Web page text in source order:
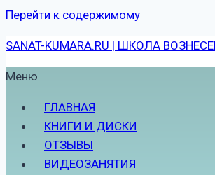
Перейти к содержимому
SANAT-KUMARA.RU | ШКОЛА
Меню
ГЛАВНАЯ
КНИГИ И ДИСКИ
ОТЗЫВЫ
ВИДЕОЗАНЯТИЯ